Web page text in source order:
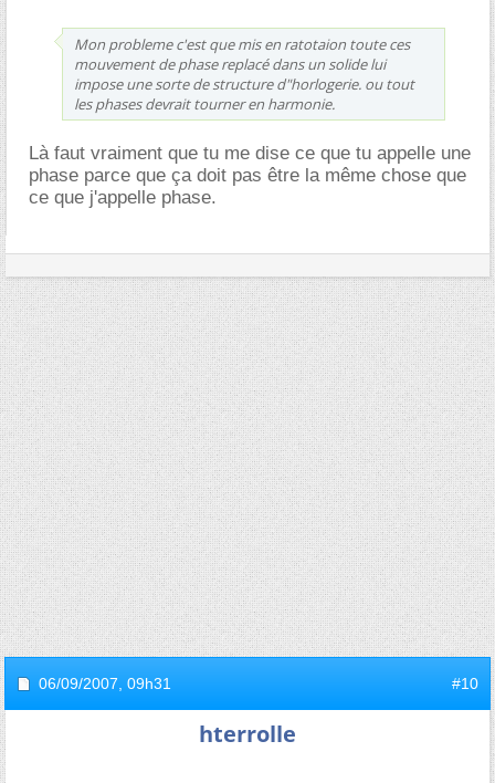
Mon probleme c'est que mis en ratotaion toute ces
mouvement de phase replacé dans un solide lui
impose une sorte de structure d"horlogerie. ou tout
les phases devrait tourner en harmonie.
Là faut vraiment que tu me dise ce que tu appelle une
phase parce que ça doit pas être la même chose que
ce que j'appelle phase.
06/09/2007, 09h31 #10
hterrolle